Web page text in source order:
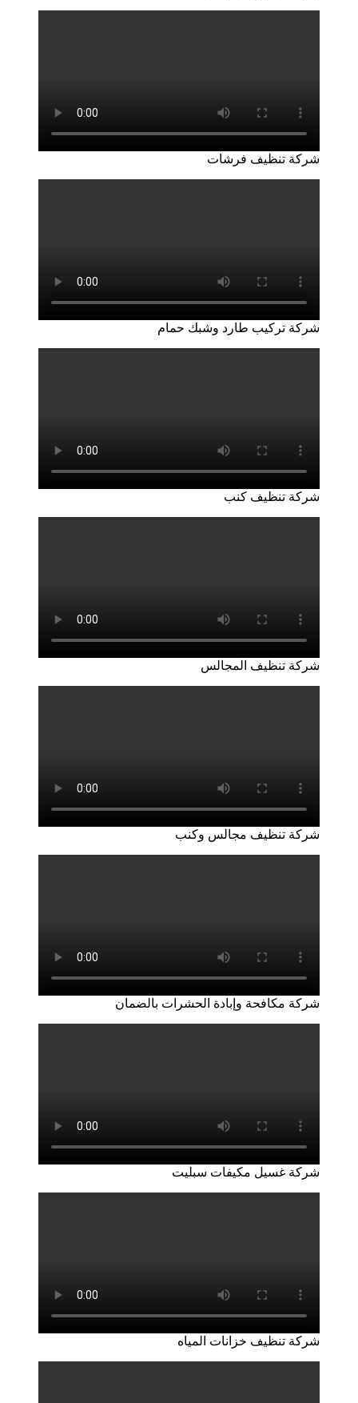
شركة تنظيف فرشات
شركة تركيب طارد وشبك حمام
شركة تنظيف كنب
شركة تنظيف المجالس
شركة تنظيف مجالس وكنب
شركة مكافحة وإبادة الحشرات بالضمان
شركة غسيل مكيفات سبليت
شركة تنظيف خزانات المياه